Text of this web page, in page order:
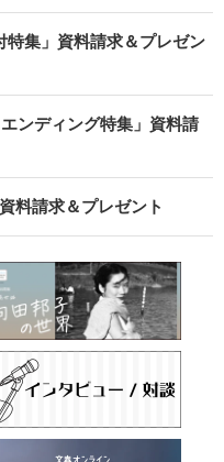
集」資料請求＆プレゼン
ンディング特集」資料請
料請求＆プレゼント